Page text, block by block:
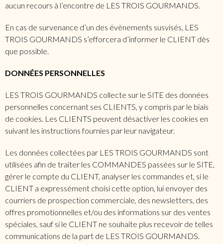
aucun recours à l’encontre de LES TROIS GOURMANDS.
En cas de survenance d’un des évènements susvisés, LES
TROIS GOURMANDS s’efforcera d’informer le CLIENT dès
que possible.
DONNÉES PERSONNELLES
LES TROIS GOURMANDS collecte sur le SITE des données
personnelles concernant ses CLIENTS, y compris par le biais
de cookies. Les CLIENTS peuvent désactiver les cookies en
suivant les instructions fournies par leur navigateur.
Les données collectées par LES TROIS GOURMANDS sont
utilisées afin de traiter les COMMANDES passées sur le SITE,
gérer le compte du CLIENT, analyser les commandes et, si le
CLIENT a expressément choisi cette option, lui envoyer des
courriers de prospection commerciale, des newsletters, des
offres promotionnelles et/ou des informations sur des ventes
spéciales, sauf si le CLIENT ne souhaite plus recevoir de telles
communications de la part de LES TROIS GOURMANDS.